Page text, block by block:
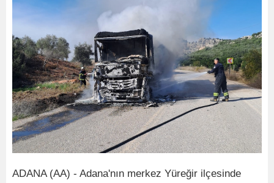
ADANA (AA) - Adana'nın merkez Yüreğir ilçesinde